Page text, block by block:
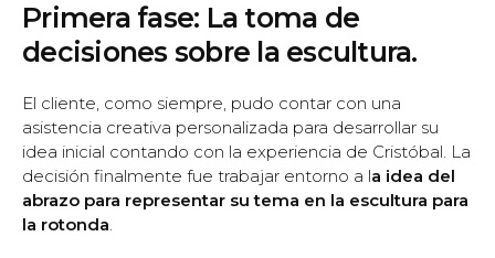
Primera fase: La toma de
decisiones sobre la escultura.
El cliente, como siempre, pudo contar con una
asistencia creativa personalizada para desarrollar su
idea inicial contando con la experiencia de Cristóbal. La
decisión finalmente fue trabajar entorno a la idea del
abrazo para representar su tema en la escultura para
la rotonda.